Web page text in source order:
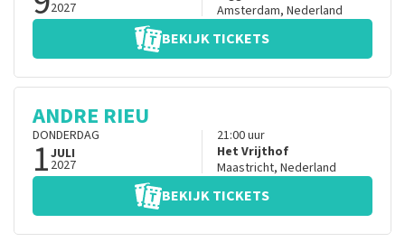
2027
Amsterdam, Nederland
BEKIJK TICKETS
ANDRE RIEU
DONDERDAG
1JULI
2027
21:00uur
Het Vrijthof
Maastricht, Nederland
BEKIJK TICKETS